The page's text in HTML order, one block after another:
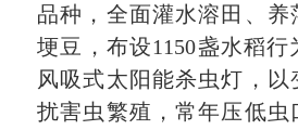
品种，全面灌水溶田、养
埂豆，布设1150盏水稻行
风吸式太阳能杀虫灯，
扰害虫繁殖，常年压低虫